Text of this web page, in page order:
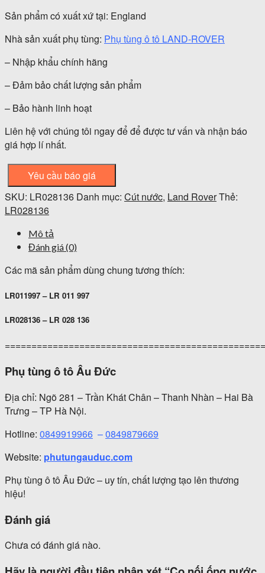
Sản phẩm có xuất xứ tại: England
Nhà sản xuất phụ tùng: Phụ tùng ô tô LAND-ROVER
– Nhập khẩu chính hãng
– Đảm bảo chất lượng sản phẩm
– Bảo hành linh hoạt
Liên hệ với chúng tôi ngay để để được tư vấn và nhận báo
giá hợp lí nhất.
Yêu cầu báo giá
SKU: LR028136 Danh mục: Cút nước, Land RoverThẻ:
LR028136
Mô tả
Đánh giá (0)
Các mã sản phẩm dùng chung tương thích:
LR011997 – LR 011 997
LR028136 – LR 028 136
Phụ tùng ô tô Âu Đức
Địa chỉ: Ngõ 281 – Trần Khát Chân – Thanh Nhàn – Hai Bà
Trưng – TP Hà Nội.
Hotline: 0849919966 –0849879669
Website: phutungauduc.com
Phụ tùng ô tô Âu Đức – uy tín, chất lượng tạo lên thương
hiệu!
Đánh giá
Chưa có đánh giá nào.